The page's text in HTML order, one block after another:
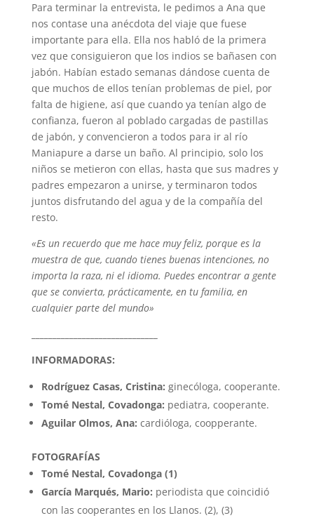
Para terminar la entrevista, le pedimos a Ana que
nos contase una anécdota del viaje que fuese
importante para ella. Ella nos habló de la primera
vez que consiguieron que los indios se bañasen con
jabón. Habían estado semanas dándose cuenta de
que muchos de ellos tenían problemas de piel, por
falta de higiene, así que cuando ya tenían algo de
confianza, fueron al poblado cargadas de pastillas
de jabón, y convencieron a todos para ir al río
Maniapure a darse un baño. Al principio, solo los
niños se metieron con ellas, hasta que sus madres y
padres empezaron a unirse, y terminaron todos
juntos disfrutando del agua y de la compañía del
resto.
«Es un recuerdo que me hace muy feliz, porque es la
muestra de que, cuando tienes buenas intenciones, no
importa la raza, ni el idioma. Puedes encontrar a gente
que se convierta, prácticamente, en tu familia, en
cualquier parte del mundo»
INFORMADORAS:
Rodríguez Casas, Cristina: ginecóloga, cooperante.
Tomé Nestal, Covadonga: pediatra, cooperante.
Aguilar Olmos, Ana: cardióloga, coopperante.
FOTOGRAFÍAS
Tomé Nestal, Covadonga (1)
García Marqués, Mario: periodista que coincidió
con las cooperantes en los Llanos. (2), (3)